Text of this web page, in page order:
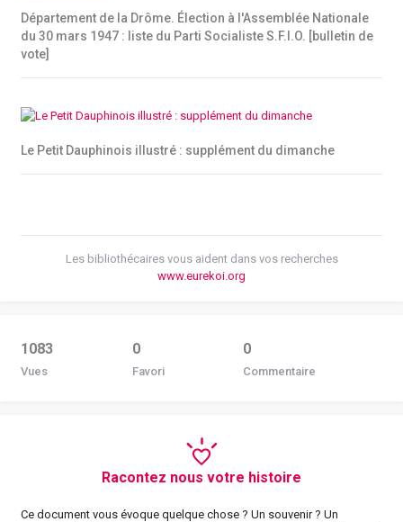
Département de la Drôme. Élection à l'Assemblée Nationale
du 30 mars 1947 : liste du Parti Socialiste S.F.I.O. [bulletin de
vote]
Le Petit Dauphinois illustré : supplément du dimanche
Les bibliothécaires vous aident dans vos recherches
www.eurekoi.org
1083
Vues
0
Favori
0
Commentaire
Racontez nous votre histoire
Ce document vous évoque quelque chose ? Un souvenir ? Un